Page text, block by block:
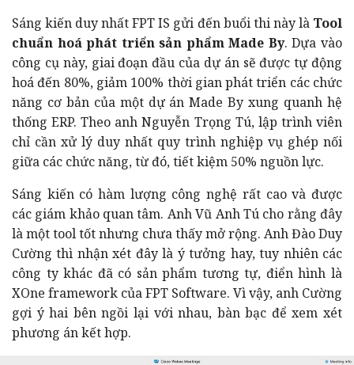
Sáng kiến duy nhất FPT IS gửi đến buổi thi này là Tool
chuẩn hoá phát triển sản phẩm Made By. Dựa vào
công cụ này, giai đoạn đầu của dự án sẽ được tự động
hoá đến 80%, giảm 100% thời gian phát triển các chức
năng cơ bản của một dự án Made By xung quanh hệ
thống ERP. Theo anh Nguyễn Trọng Tú, lập trình viên
chỉ cần xử lý duy nhất quy trình nghiệp vụ ghép nối
giữa các chức năng, từ đó, tiết kiệm 50% nguồn lực.
Sáng kiến có hàm lượng công nghệ rất cao và được
các giám khảo quan tâm. Anh Vũ Anh Tú cho rằng đây
là một tool tốt nhưng chưa thấy mở rộng. Anh Đào Duy
Cường thì nhận xét đây là ý tưởng hay, tuy nhiên các
công ty khác đã có sản phẩm tương tự, điển hình là
XOne framework của FPT Software. Vì vậy, anh Cường
gợi ý hai bên ngồi lại với nhau, bàn bạc để xem xét
phương án kết hợp.